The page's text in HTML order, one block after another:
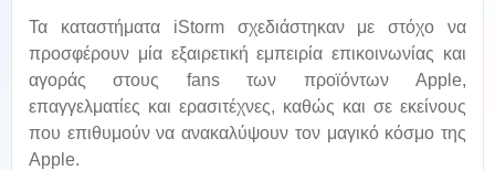
Τα καταστήματα iStorm σχεδιάστηκαν με στόχο να
προσφέρουν μία εξαιρετική εμπειρία επικοινωνίας και
αγοράς στους fans των προϊόντων Apple,
επαγγελματίες και ερασιτέχνες, καθώς και σε εκείνους
που επιθυμούν να ανακαλύψουν τον μαγικό κόσμο της
Apple.